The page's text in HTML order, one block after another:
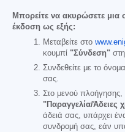
Μπορείτε να ακυρώσετε μια
έκδοση ως εξής:
Μεταβείτε στο
κουμπί "Σύνδεση"
Συνδεθείτε με το
σας.
Στο μενού πλοήγησης,
"Παραγγελία/Άδειες
άδειά σας, υπάρχει
συνδρομή σας, εάν